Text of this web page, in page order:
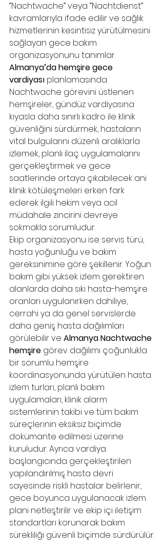
“Nachtwache” veya “Nachtdienst”
kavramlarıyla ifade edilir ve sağlık
hizmetlerinin kesintisiz yürütülmesini
sağlayan gece bakım
organizasyonunu tanımlar.
Almanya’da hemşire gece
vardiyası planlamasında
Nachtwache görevini üstlenen
hemşireler, gündüz vardiyasına
kıyasla daha sınırlı kadro ile klinik
güvenliğini sürdürmek, hastaların
vital bulgularını düzenli aralıklarla
izlemek, planlı ilaç uygulamalarını
gerçekleştirmek ve gece
saatlerinde ortaya çıkabilecek ani
klinik kötüleşmeleri erken fark
ederek ilgili hekim veya acil
müdahale zincirini devreye
sokmakla sorumludur.
Ekip organizasyonu ise servis türü,
hasta yoğunluğu ve bakım
gereksinimine göre şekillenir. Yoğun
bakım gibi yüksek izlem gerektiren
alanlarda daha sıkı hasta-hemşire
oranları uygulanırken dahiliye,
cerrahi ya da genel servislerde
daha geniş hasta dağılımları
görülebilir ve Almanya Nachtwache
hemşire görev dağılımı çoğunlukla
bir sorumlu hemşire
koordinasyonunda yürütülen hasta
izlem turları, planlı bakım
uygulamaları, klinik alarm
sistemlerinin takibi ve tüm bakım
süreçlerinin eksiksiz biçimde
dokümante edilmesi üzerine
kuruludur. Ayrıca vardiya
başlangıcında gerçekleştirilen
yapılandırılmış hasta devri
sayesinde riskli hastalar belirlenir,
gece boyunca uygulanacak izlem
planı netleştirilir ve ekip içi iletişim
standartları korunarak bakım
sürekliliği güvenli biçimde sürdürülür.